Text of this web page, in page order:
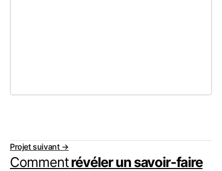
Projet suivant →
Commentrévéler un savoir-faire